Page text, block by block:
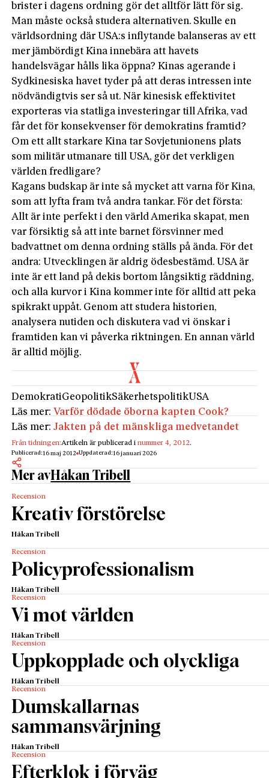
brister i dagens ordning gör det alltför lätt för sig.
Man måste också studera alternativen. Skulle en
världsordning där USA:s inflytande balanseras av ett
mer jämbördigt Kina innebära att havets
handelsvägar hålls lika öppna? Kinas agerande i
Sydkinesiska havet tyder på att deras intressen inte
nödvändigtvis ser så ut. När kinesisk effektivitet
exporteras via statliga investeringar till Afrika, vad
får det för konsekvenser för demokratins framtid?
Om ett allt starkare Kina tar Sovjetunionens plats
som militär utmanare till USA, gör det verkligen
världen fredligare?
Kagans budskap är inte så mycket att varna för Kina,
som att lyfta fram två andra tankar. För det första:
Allt är inte perfekt i den värld Amerika skapat, men
var försiktig så att inte barnet försvinner med
badvattnet om denna ordning ställs på ända. För det
andra: Utvecklingen är aldrig ödesbestämd. USA är
inte är ett land på dekis bortom långsiktig räddning,
och alla kurvor i Kina kommer inte för alltid att peka
spikrakt uppåt. Genom att studera historien,
analysera nutiden och diskutera vad vi önskar i
framtiden kan vi påverka riktningen. En annan värld
är alltid möjlig.
DemokratiGeopolitikSäkerhetspolitikUSA
Läs mer: Varför dödade öborna kapten Cook?
Läs mer:Jakten på det mänskliga medvetandet
Från tidningen:Artikeln är publicerad inummer 4, 2012.
Publicerad:16 maj 2012 Uppdaterad:16 januari 2026
Mer avHåkan Tribell
Recension
Kreativ förstörelse
Håkan Tribell
Recension
Policyprofessionalism
Håkan Tribell
Recension
Vi mot världen
Håkan Tribell
Recension
Uppkopplade och olyckliga
Håkan Tribell
Recension
Dumskallarnas
sammansvärjning
Håkan Tribell
Recension
Efterklok i förväg